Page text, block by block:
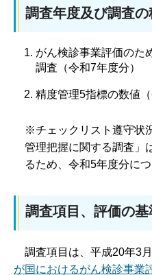
調査年度及び調査の
がん検診事業評価のた
調査（令和7年度分）
精度管理5指標の数値（
※チェックリスト遵守状
管理把握に関する調査」
るため、令和5年度分に
調査項目、評価の基
調査項目は、平成20年3
が国におけるがん検診事業